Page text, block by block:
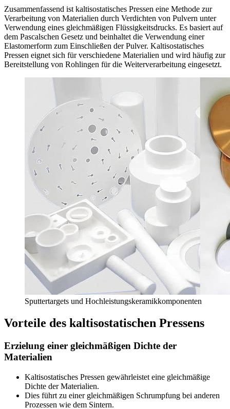
Zusammenfassend ist kaltisostatisches Pressen eine Methode zur
Verarbeitung von Materialien durch Verdichten von Pulvern unter
Verwendung eines gleichmäßigen Flüssigkeitsdrucks. Es basiert auf
dem Pascalschen Gesetz und beinhaltet die Verwendung einer
Elastomerform zum Einschließen der Pulver. Kaltisostatisches
Pressen eignet sich für verschiedene Materialien und wird häufig zur
Bereitstellung von Rohlingen für die Weiterverarbeitung eingesetzt.
Sputtertargets und Hochleistungskeramikkomponenten
Vorteile des kaltisostatischen Pressens
Erzielung einer gleichmäßigen Dichte der
Materialien
Kaltisostatisches Pressen gewährleistet eine gleichmäßige
Dichte der Materialien.
Dies führt zu einer gleichmäßigen Schrumpfung bei anderen
Prozessen wie dem Sintern.